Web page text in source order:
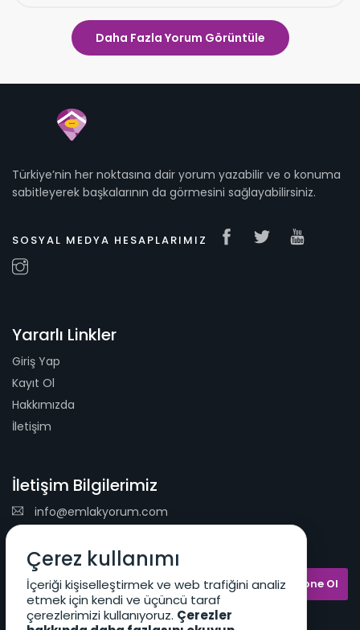
Daha Fazla Yorum Görüntüle
Türkiye’nin her noktasına dair yorum yazabilir ve o konuma
sabitleyerek başkalarının da görmesini sağlayabilirsiniz.
SOSYAL MEDYA HESAPLARIMIZ
Yararlı Linkler
Giriş Yap
Kayıt Ol
Hakkımızda
İletişim
İletişim Bilgilerimiz
info@emlakyorum.com
E-Mail Bülteni
Çerez kullanımı
İçeriği kişiselleştirmek ve web trafiğini analiz
etmek için kendi ve üçüncü taraf
çerezlerimizi kullanıyoruz. Çerezler